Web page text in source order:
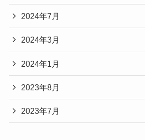
2024年7月
2024年3月
2024年1月
2023年8月
2023年7月